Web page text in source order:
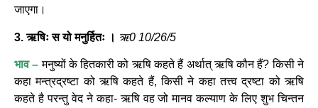
जाएगा।
3. ऋषिः स यो मनुर्हितः । ऋ0 10/26/5
भाव – मनुष्यों के हितकारी को ऋषि कहते हैं अर्थात् ऋषि कौन हैं? किसी ने
कहा मन्त्रद्रष्टा को ऋषि कहते हैं, किसी ने कहा तत्त्व द्रष्टा को ऋषि
कहते है परन्तु वेद ने कहा- ऋषि वह जो मानव कल्याण के लिए शुभ चिन्तन